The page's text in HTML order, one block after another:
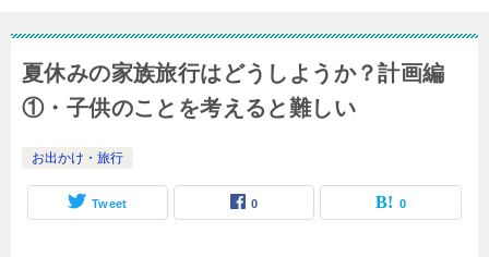
夏休みの家族旅行はどうしようか？計画編
①・子供のことを考えると難しい
お出かけ・旅行
Tweet 0 0